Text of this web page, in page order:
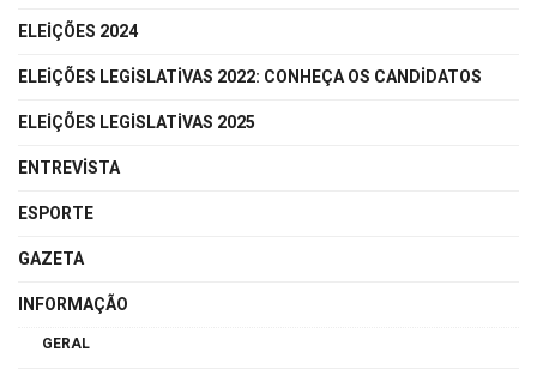
ELEIÇÕES 2024
ELEIÇÕES LEGISLATIVAS 2022: CONHEÇA OS CANDIDATOS
ELEIÇÕES LEGISLATIVAS 2025
ENTREVISTA
ESPORTE
GAZETA
INFORMAÇÃO
GERAL